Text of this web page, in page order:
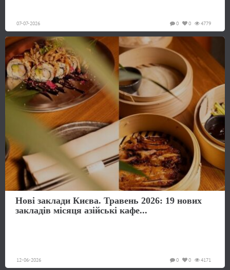
07-07-2026 4779
0
0
Нові заклади Києва. Травень 2026: 19 нових
закладів місяця азійські кафе...
12-06-2026 4171
0
0